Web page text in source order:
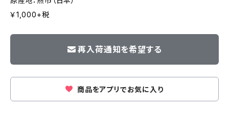
￥1,000+税
再入荷通知を希望する
商品をアプリでお気に入り